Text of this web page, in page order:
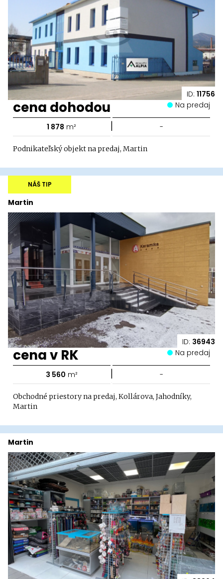
ID: 11756
cena dohodou Na predaj
1 878 m² | -
Podnikateľský objekt na predaj, Martin
ID: 36943
Martin
NÁŠ TIP
cena v RK Na predaj
3 560 m² | -
Obchodné priestory na predaj, Kollárova, Jahodníky,
Martin
Martin